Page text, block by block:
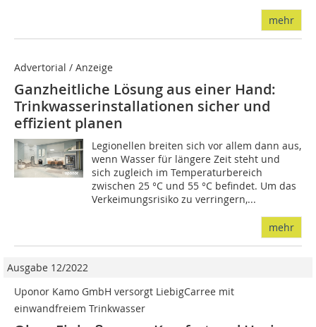
mehr
Advertorial / Anzeige
Ganzheitliche Lösung aus einer Hand:
Trinkwasserinstallationen sicher und
effizient planen
Legionellen breiten sich vor allem dann aus,
wenn Wasser für längere Zeit steht und
sich zugleich im Temperaturbereich
zwischen 25 °C und 55 °C befindet. Um das
Verkeimungsrisiko zu verringern,...
mehr
Ausgabe 12/2022
Uponor Kamo GmbH versorgt LiebigCarree mit
einwandfreiem Trinkwasser